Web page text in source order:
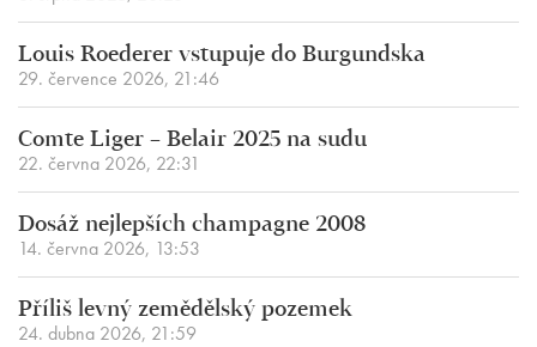
Louis Roederer vstupuje do Burgundska
29. července 2026, 21:46
Comte Liger – Belair 2025 na sudu
22. června 2026, 22:31
Dosáž nejlepších champagne 2008
14. června 2026, 13:53
Příliš levný zemědělský pozemek
24. dubna 2026, 21:59